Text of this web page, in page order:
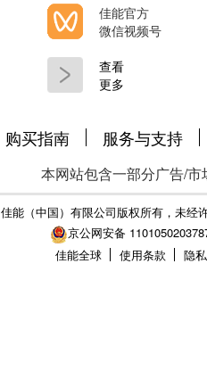
佳能官方
微信视频号
查看
更多
购买指南 服务与支持
本网站包含一部分广告/
佳能（中国）有限公司版权所有，未经
京公网安备
佳能全球
使用条款 隐